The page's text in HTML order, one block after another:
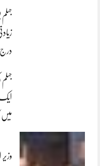
درج
جہلم
ایک